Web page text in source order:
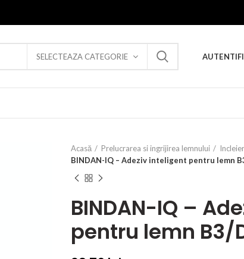
SELECTEAZA CATEGORIE
Acasă Prelucrarea si ingrijirea lemnului
BINDAN-IQ – Adeziv inteligent pentru lemn
BINDAN-IQ –
pentru lemn B3/